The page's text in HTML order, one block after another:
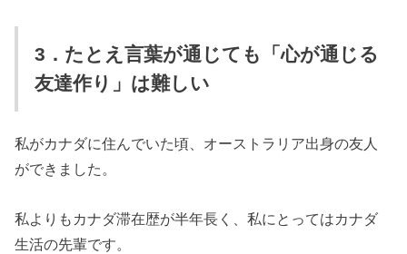
3．たとえ言葉が通じても「心が通じる
友達作り」は難しい
私がカナダに住んでいた頃、オーストラリア出身の友人
ができました。
私よりもカナダ滞在歴が半年長く、私にとってはカナダ
生活の先輩です。